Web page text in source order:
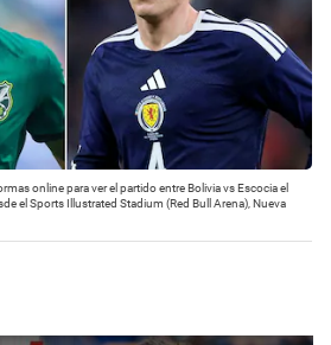
online para ver el partido entre Bolivia vs Escocia el
el Sports Illustrated Stadium (Red Bull Arena), Nueva